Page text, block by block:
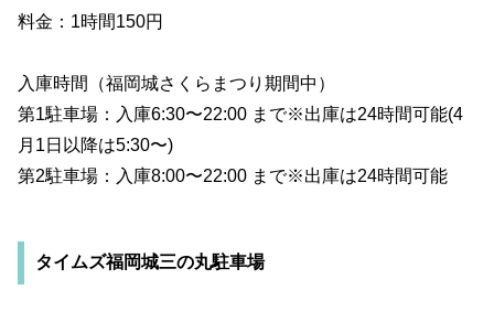
料金：1時間150円
入庫時間（福岡城さくらまつり期間中）
第1駐車場：入庫6:30〜22:00 まで※出庫は24時間可能(4
月1日以降は5:30〜)
第2駐車場：入庫8:00〜22:00 まで※出庫は24時間可能
タイムズ福岡城三の丸駐車場